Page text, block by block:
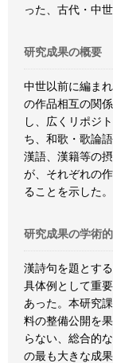
った、古代・中
研究成果の概要
中世以前に編ま
の作品相互の関
し、広くリポジ
ち、和歌・歌論
漢語、漢籍等の
が、それぞれの
ることを示した。
研究成果の学術
漢詩句を題とす
具体例として重
あった。本研究
料の整備公開を
らない、総合的
の最も大きな成